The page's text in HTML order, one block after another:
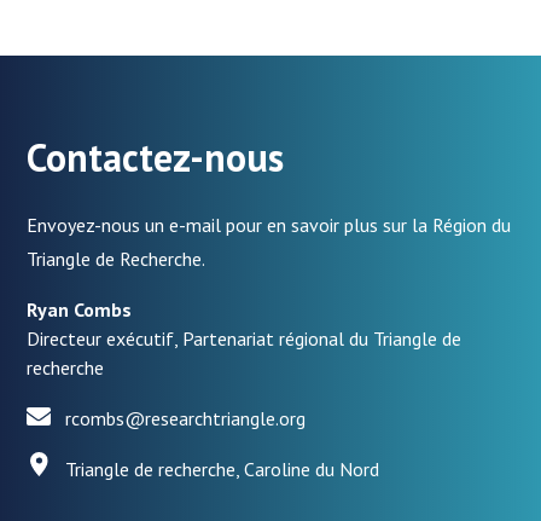
Contactez-nous
Envoyez-nous un e-mail pour en savoir plus sur la Région du
Triangle de Recherche.
Ryan Combs
Directeur exécutif, Partenariat régional du Triangle de
recherche
rcombs@researchtriangle.org
Triangle de recherche, Caroline du Nord